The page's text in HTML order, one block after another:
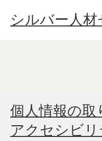
シルバー人
個人情報の取
アクセシビ